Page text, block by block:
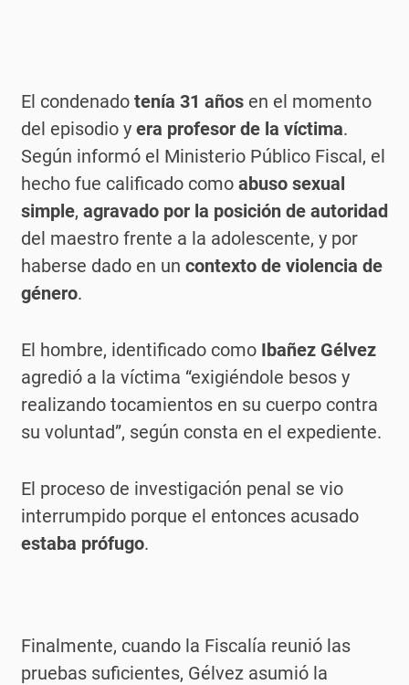
El condenado tenía 31 años en el momento
del episodio y era profesor de la víctima.
Según informó el Ministerio Público Fiscal, el
hecho fue calificado como abuso sexual
simple, agravado por la posición de autoridad
del maestro frente a la adolescente, y por
haberse dado en un contexto de violencia de
género.
El hombre, identificado como Ibañez Gélvez
agredió a la víctima “exigiéndole besos y
realizando tocamientos en su cuerpo contra
su voluntad”, según consta en el expediente.
El proceso de investigación penal se vio
interrumpido porque el entonces acusado
estaba prófugo.
Finalmente, cuando la Fiscalía reunió las
pruebas suficientes, Gélvez asumió la